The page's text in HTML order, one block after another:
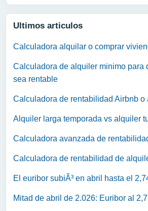
Ultimos articulos
Calculadora alquilar o comprar
Calculadora de alquiler minimo para
sea rentable
Calculadora de rentabilidad Airbnb o
Alquiler larga temporada vs alquiler
Calculadora avanzada de
Calculadora de rentabilidad de
El euribor subiÃ³ en abril hasta el
Mitad de abril de 2.026: Euribor al